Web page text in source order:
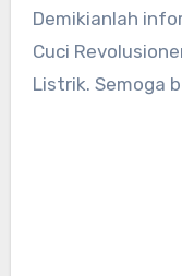
Demikianlah
Cuci
Listrik. Semoga